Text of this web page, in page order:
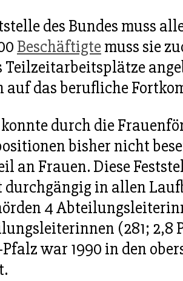
des Bundes muss
Beschäftigtemuss sie
Teilzeitarbeitsplätze
auf das berufliche
durch die
bisher nicht
an Frauen. Diese
durchgängig in allen
4
(281; 2,8
war 1990 in den